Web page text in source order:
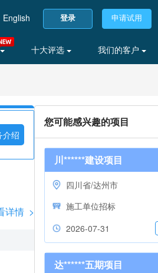
English 登录 申请试用
十大评选 我们的客户
介绍
详情 >
您可能感兴趣的项目
川******建设项目
四川省/达州市
施工单位招标
2026-07-31
达******五期项目